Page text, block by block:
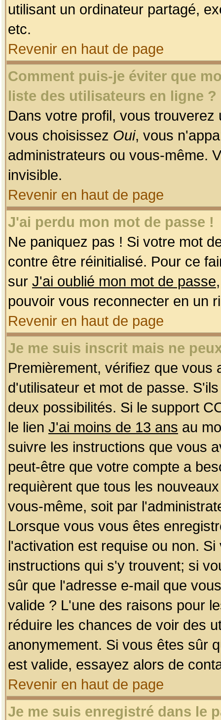
utilisant un ordinateur partagé,
etc.
Revenir en haut de page
Comment puis-je éviter que
liste des utilisateurs en ligne ?
Dans votre profil, vous
vous choisissez Oui, vous
administrateurs ou vous-même.
invisible.
Revenir en haut de page
J'ai perdu mon mot de passe !
Ne paniquez pas ! Si votre mot
contre être réinitialisé. Pour ce
sur J'ai oublié mon mot de passe
pouvoir vous reconnecter en un
Revenir en haut de page
Je me suis inscrit mais ne
Premièrement, vérifiez que
d'utilisateur et mot de passe.
deux possibilités. Si le support
le lien J'ai moins de 13 ans au
suivre les instructions que vous
peut-être que votre compte a
requièrent que tous les
vous-même, soit par
Lorsque vous vous êtes
l'activation est requise ou non.
instructions qui s'y trouvent; si
sûr que l'adresse e-mail que
valide ? L'une des raisons pour
réduire les chances de voir des
anonymement. Si vous êtes sûr
est valide, essayez alors de
Revenir en haut de page
Je me suis enregistré dans le